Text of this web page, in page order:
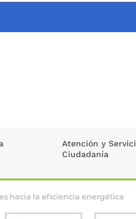
Atención y
Ciudadanía
hacia la eficiencia energética